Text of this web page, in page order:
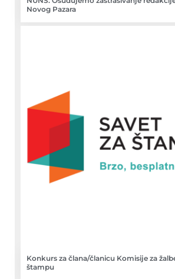
Novog Pazara
Konkurs za člana/članicu Komisije za
štampu